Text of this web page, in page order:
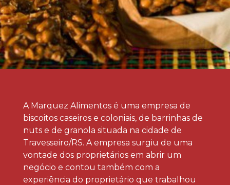
A Marquez Alimentos é uma empresa de
biscoitos caseiros e coloniais, de barrinhas de
nuts e de granola situada na cidade de
Travesseiro/RS. A empresa surgiu de uma
vontade dos proprietários em abrir um
negócio e contou também com a
experiência do proprietário que trabalhou